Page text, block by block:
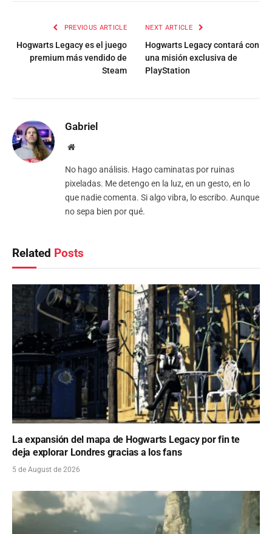
PREVIOUS ARTICLE
Hogwarts Legacy es el juego
premium más vendido de
Steam
NEXT ARTICLE
Hogwarts Legacy contará con
una misión exclusiva de
PlayStation
Gabriel
Website
No hago análisis. Hago caminatas por ruinas
pixeladas. Me detengo en la luz, en un gesto, en lo
que nadie comenta. Si algo vibra, lo escribo. Aunque
no sepa bien por qué.
Related Posts
La expansión del mapa de Hogwarts Legacy por fin te
deja explorar Londres gracias a los fans
5 de August de 2026